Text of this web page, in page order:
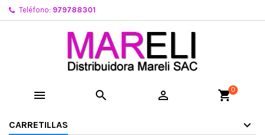
Teléfono: 979788301
   shopping_cart0
CARRETILLAS